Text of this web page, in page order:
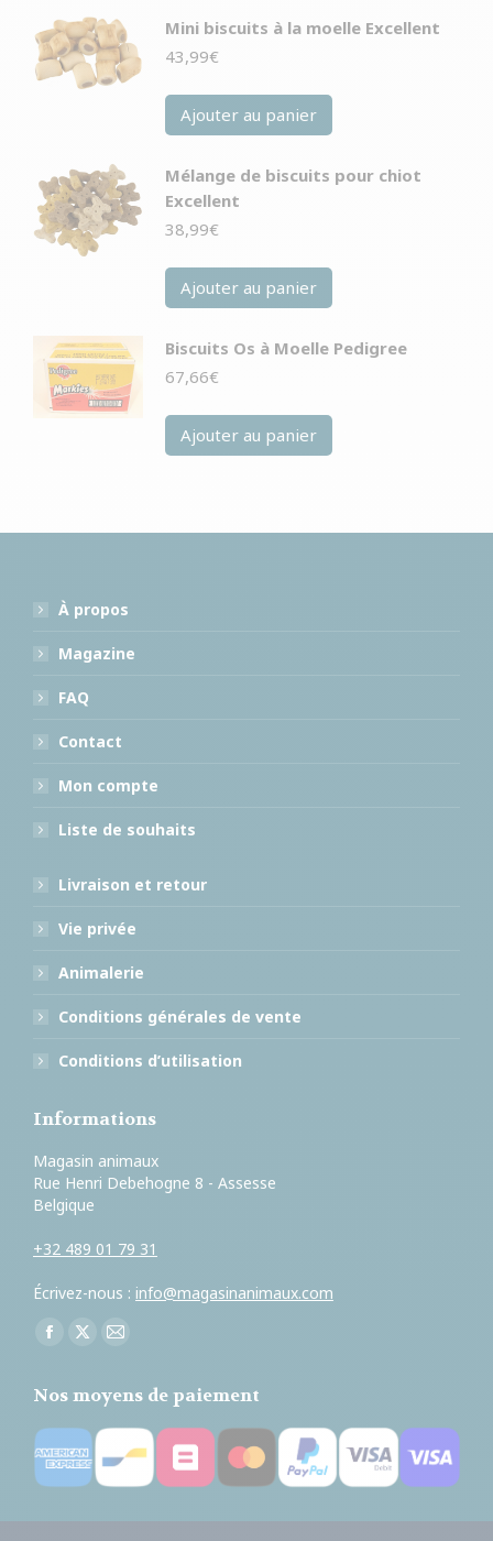
Mini biscuits à la moelle Excellent
43,99€
Ajouter au panier
Mélange de biscuits pour chiot
Excellent
38,99€
Ajouter au panier
Biscuits Os à Moelle Pedigree
67,66€
Ajouter au panier
À propos
Magazine
FAQ
Contact
Mon compte
Liste de souhaits
Livraison et retour
Vie privée
Animalerie
Conditions générales de vente
Conditions d’utilisation
Informations
Magasin animaux
Rue Henri Debehogne 8 - Assesse
Belgique
+32 489 01 79 31
Écrivez-nous : info@magasinanimaux.com
Trouvez nous sur :
Facebook
opens
in
new
window
X
opens
in
new
window
E-
page
opens
in
new
Nos moyens de paiement